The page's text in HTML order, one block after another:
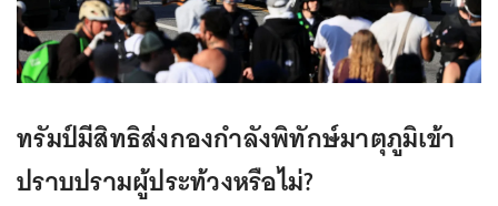
ทรัมป์มีสิทธิส่งกองกำลังพิทักษ์มาตุภูมิเข้า
ปราบปรามผู้ประท้วงหรือไม่?